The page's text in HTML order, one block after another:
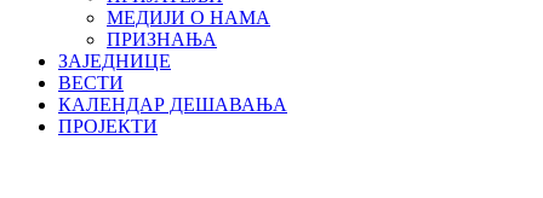
МЕДИЈИ О НАМА
ПРИЗНАЊА
ЗАЈЕДНИЦЕ
ВЕСТИ
КАЛЕНДАР ДЕШАВАЊА
ПРОЈЕКТИ